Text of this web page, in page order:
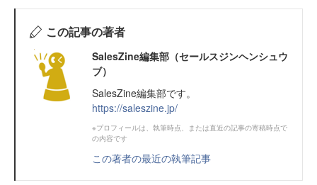
この記事の著者
SalesZine編集部（セールスジンヘンシュウ
ブ）
SalesZine編集部です。
https://saleszine.jp/
※プロフィールは、執筆時点、または直近の記事の寄稿時点で
の内容です
この著者の最近の執筆記事